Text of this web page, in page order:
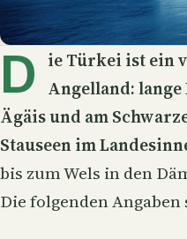
D
ie Türkei ist ein
Angelland:
Ägäis und am
Stauseen im
bis zum Wels in den
Die folgenden Angaben